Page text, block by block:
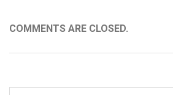
COMMENTS ARE CLOSED.